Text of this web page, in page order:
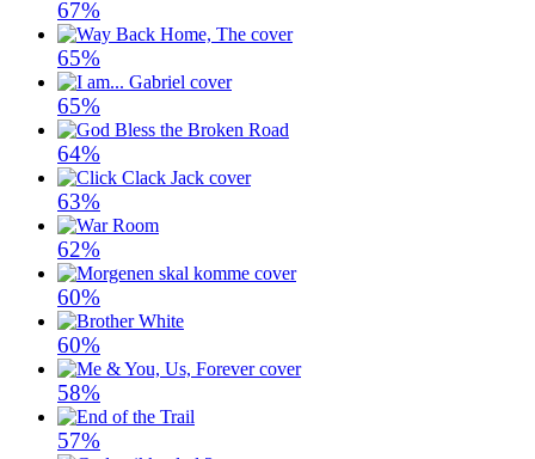
67%
65%
65%
64%
63%
62%
60%
60%
58%
57%